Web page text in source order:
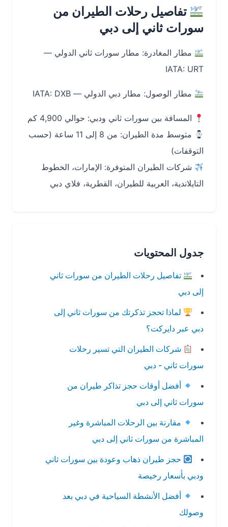
تفاصيل رحلات الطيران من
سورات ثاني إلى دبي
مطار المغادرة: مطار سورات ثاني الدولي —
IATA: URT
مطار الوصول: مطار دبي الدولي — IATA: DXB
المسافة بين سورات ثاني ودبي: حوالي 4,900 كم
متوسط مدة الطيران: من 8 إلى 11 ساعة (حسب
التوقفات)
شركات الطيران المتوفرة: الإمارات، الخطوط
التايلاندية، العربية للطيران، القطرية، فلاي دبي
جدول المحتويات
تفاصيل رحلات الطيران من سورات ثاني
إلى دبي
لماذا تحجز تذكرتك من سورات ثاني إلى
دبي عبر دايركت؟
شركات الطيران التي تسير رحلات
سورات ثاني - دبي
أفضل أوقات حجز تذاكر طيران من
سورات ثاني إلى دبي
مقارنة بين الرحلات المباشرة وغير
المباشرة من سورات ثاني إلى دبي
حجز طيران ذهاب وعودة بين سورات ثاني
ودبي بأسعار رخيصة
أفضل الأنشطة السياحية في دبي بعد
وصولك